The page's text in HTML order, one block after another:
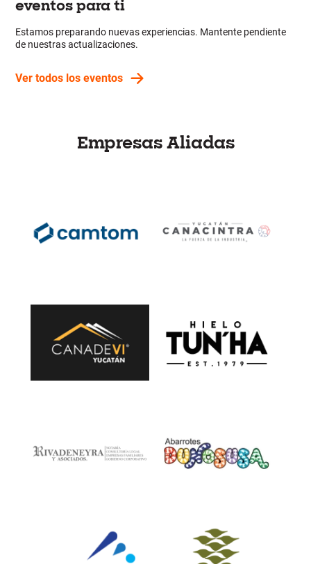
eventos para ti
Estamos preparando nuevas experiencias. Mantente pendiente
de nuestras actualizaciones.
Ver todos los eventos
Empresas Aliadas